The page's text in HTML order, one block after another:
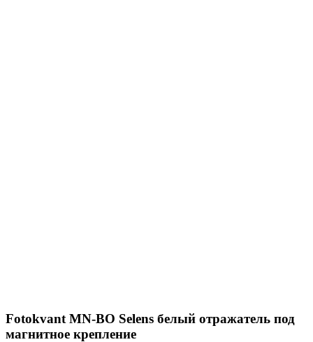
Fotokvant MN-BO Selens белый отражатель под
магнитное крепление